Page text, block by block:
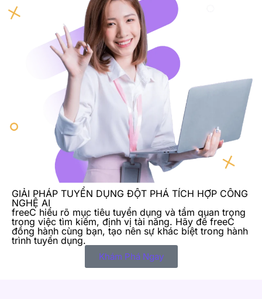
GIẢI PHÁP TUYỂN DỤNG ĐỘT PHÁ TÍCH HỢP CÔNG
NGHỆ AI
freeC hiểu rõ mục tiêu tuyển dụng và tầm quan trọng
trong việc tìm kiếm, định vị tài năng. Hãy để freeC
đồng hành cùng bạn, tạo nên sự khác biệt trong hành
trình tuyển dụng.
Khám Phá Ngay